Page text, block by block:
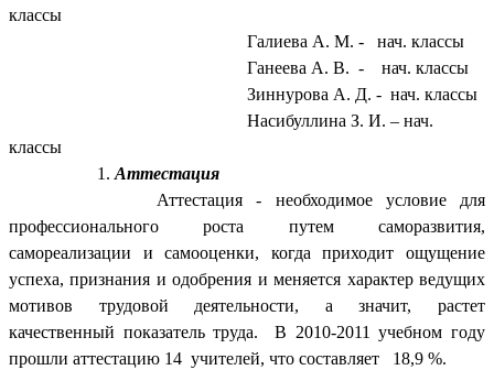
классы
Галиева А. М. - нач. классы
Ганеева А. В. - нач. классы
Зиннурова А. Д. - нач. классы
Насибуллина З. И. – нач.
классы
Аттестация
Аттестация - необходимое условие для
профессионального роста путем саморазвития,
самореализации и самооценки, когда приходит ощущение
успеха, признания и одобрения и меняется характер ведущих
мотивов трудовой деятельности, а значит, растет
качественный показатель труда. В 2010-2011 учебном году
прошли аттестацию 14 учителей, что составляет 18,9 %.